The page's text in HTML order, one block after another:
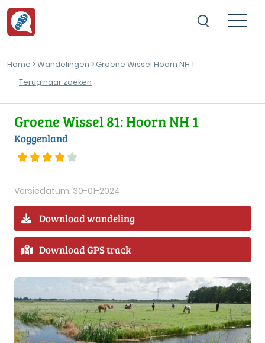
Home >Wandelingen > Groene Wissel Hoorn NH 1
Terug naar zoeken
Groene Wissel 81: Hoorn NH 1
Koggenland
Versiedatum: 30-01-2024
Download wandeling
Download GPS track